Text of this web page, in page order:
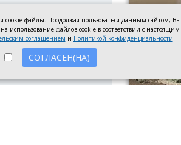
cookie-файлы. Продолжая пользоваться данным сайтом, Вы
на использование файлов cookie в соответствии с настоящим
соглашением и Политикой конфиденциальности
СОГЛАСЕН(НА)